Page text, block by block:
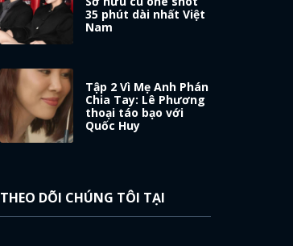
35 phút dài nhất Việt
Nam
Tập 2 Vì Mẹ Anh Phán
Chia Tay: Lê Phương
thoại táo bạo với
Quốc Huy
THEO DÕI CHÚNG TÔI TẠI